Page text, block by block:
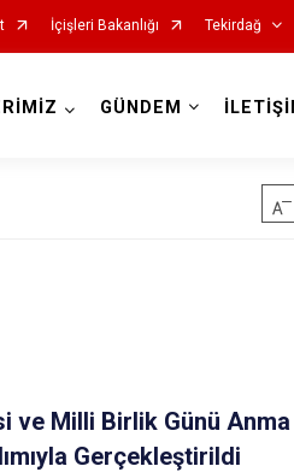
İçişleri Bakanlığı Tekirdağ
GÜNDEM
ve Milli Birlik Günü
Gerçekleştirildi